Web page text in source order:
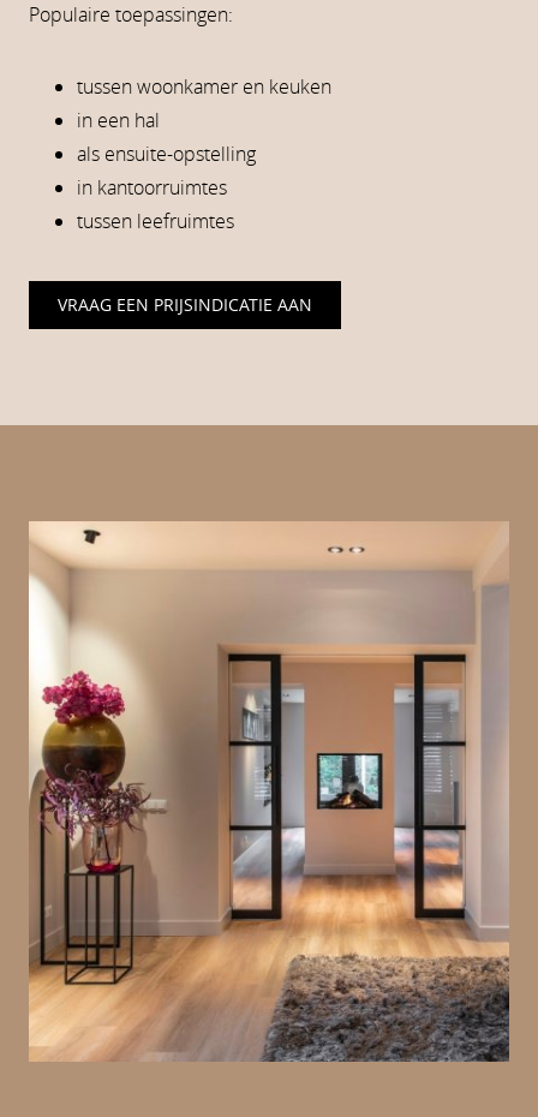
Populaire toepassingen:
tussen woonkamer en keuken
in een hal
als ensuite-opstelling
in kantoorruimtes
tussen leefruimtes
VRAAG EEN PRIJSINDICATIE AAN